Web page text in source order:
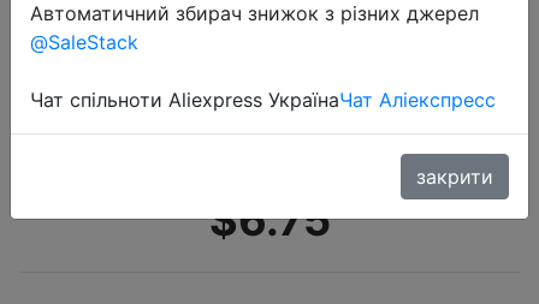
спиной Mnealways18, оранжевое
клетчатое повседневное мини
платье с v образным вырезом,
коротким пышным рукавом, са…
$6.75
Автоматичний збирач знижок з різних джерел
@SaleStack
Чат спільноти Aliexpress УкраїнаЧат Аліекспресс
закрити